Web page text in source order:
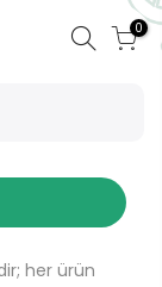
0
her ürün